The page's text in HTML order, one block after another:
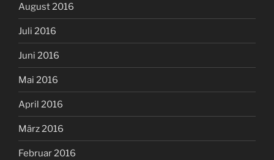
August 2016
Juli 2016
Juni 2016
Mai 2016
April 2016
März 2016
Februar 2016